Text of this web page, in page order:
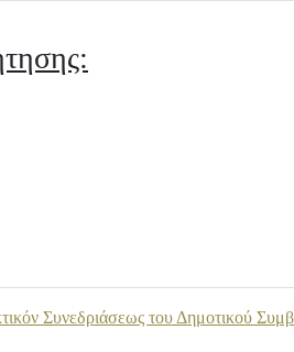
Συνεδριάσεως του Δημοτικού